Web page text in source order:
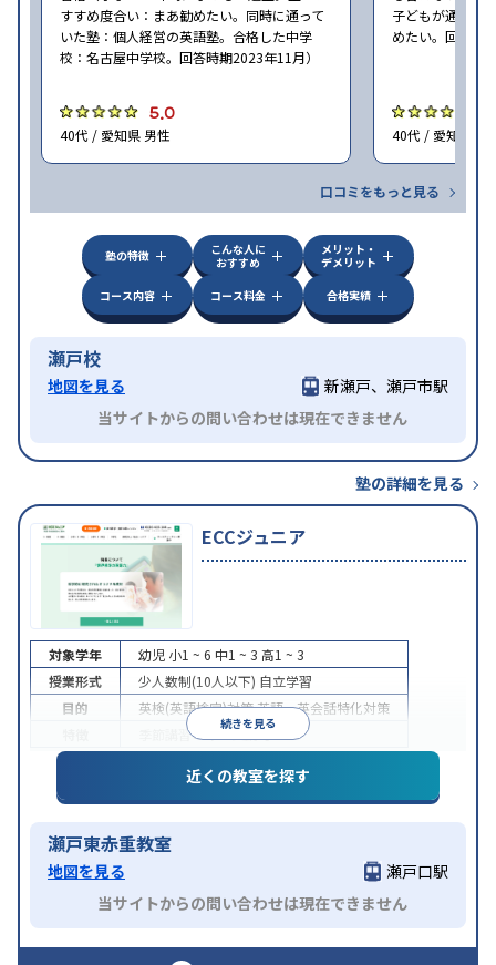
すすめ度合い：まあ勧めたい。同時に通って
いた塾：個人経営の英語塾。合格した中学
校：名古屋中学校。回答時期2023年11月）
5.0
40代 / 愛知県 男性
子どもが通塾。
めたい。回答時
40代 / 愛知県 女
口コミをもっと見る
塾の特徴
こんな人に
おすすめ
メリット・
デメリット
コース内容
コース料金 合格実績
瀬戸校
地図を見る
新瀬戸、瀬戸市駅
当サイトからの問い合わせは現在できません
塾の詳細を見る
ECCジュニア
続きを見る
対象学年 幼児 小1 ~ 6 中1 ~ 3 高1 ~ 3
授業形式
少人数制(10人以下) 自立学習
目的
英検(英語検定)対策英語・英会話特化対策
季節講習のみの受講可
近くの教室を探す
瀬戸東赤重教室
地図を見る
瀬戸口駅
当サイトからの問い合わせは現在できません